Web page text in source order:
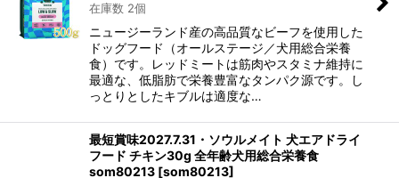
在庫数 2個
ニュージーランド産の高品質なビーフを使用した
ドッグフード（オールステージ／犬用総合栄養
食）です。レッドミートは筋肉やスタミナ維持に
最適な、低脂肪で栄養豊富なタンパク源です。し
っとりとしたキブルは適度な…
最短賞味2027.7.31・ソウルメイト 犬エアドライ
フード チキン30g 全年齢犬用総合栄養食
som80213 [som80213]